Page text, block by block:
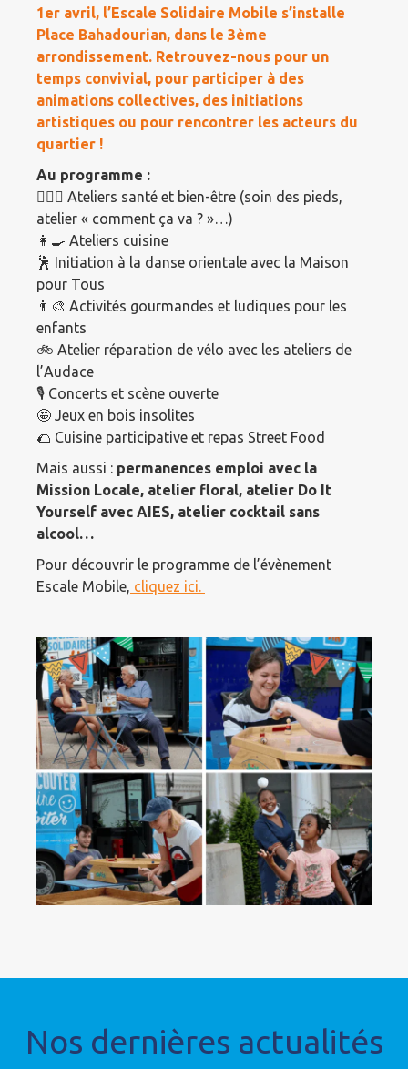
1er avril, l’Escale Solidaire Mobile s’installe
Place Bahadourian, dans le 3ème
arrondissement. Retrouvez-nous pour un
temps convivial, pour participer à des
animations collectives, des initiations
artistiques ou pour rencontrer les acteurs du
quartier !
Au programme :
🧘🏽‍♀️ Ateliers santé et bien-être (soin des pieds,
atelier « comment ça va ? »…)
👩‍🍳 Ateliers cuisine
🕺 Initiation à la danse orientale avec la Maison
pour Tous
👨‍🎨 Activités gourmandes et ludiques pour les
enfants
🚲 Atelier réparation de vélo avec les ateliers de
l’Audace
🎙️ Concerts et scène ouverte
🤩 Jeux en bois insolites
🌮 Cuisine participative et repas Street Food
Mais aussi : permanences emploi avec la
Mission Locale, atelier floral, atelier Do It
Yourself avec AIES, atelier cocktail sans
alcool…
Pour découvrir le programme de l’évènement
Escale Mobile, cliquez ici.
Nos dernières actualités